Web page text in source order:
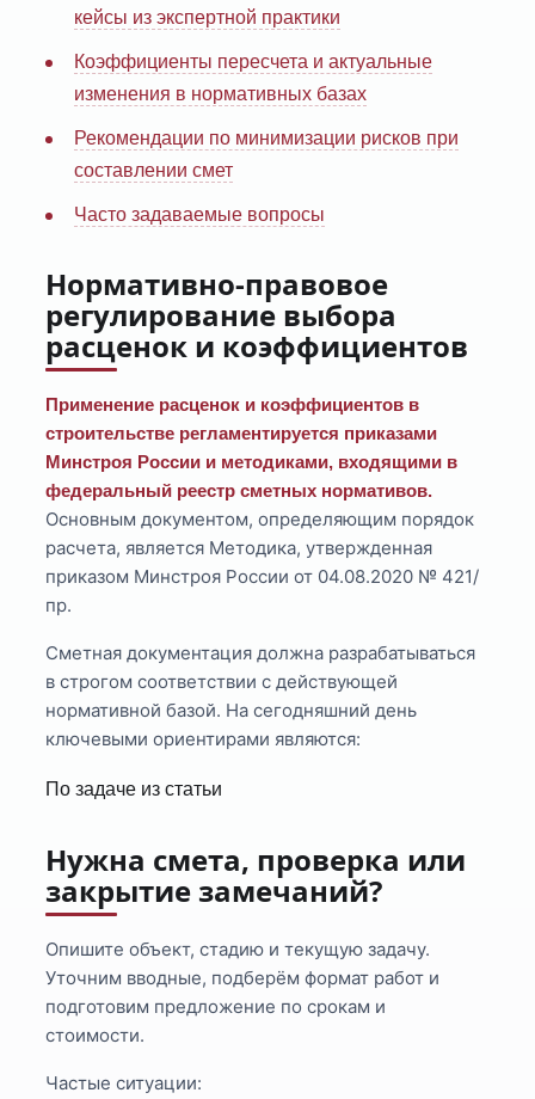
кейсы из экспертной практики
Коэффициенты пересчета и актуальные
изменения в нормативных базах
Рекомендации по минимизации рисков при
составлении смет
Часто задаваемые вопросы
Нормативно-правовое
регулирование выбора
расценок и коэффициентов
Применение расценок и коэффициентов в
строительстве регламентируется приказами
Минстроя России и методиками, входящими в
федеральный реестр сметных нормативов.
Основным документом, определяющим порядок
расчета, является Методика, утвержденная
приказом Минстроя России от 04.08.2020 № 421/
пр.
Сметная документация должна разрабатываться
в строгом соответствии с действующей
нормативной базой. На сегодняшний день
ключевыми ориентирами являются:
По задаче из статьи
Нужна смета, проверка или
закрытие замечаний?
Опишите объект, стадию и текущую задачу.
Уточним вводные, подберём формат работ и
подготовим предложение по срокам и
стоимости.
Частые ситуации: